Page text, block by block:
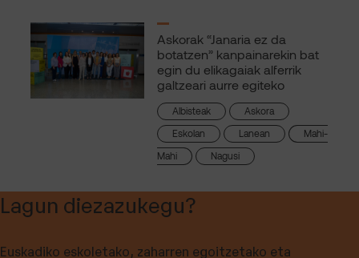
Askorak “Janaria ez da
botatzen” kanpainarekin bat
egin du elikagaiak alferrik
galtzeari aurre egiteko
Albisteak
Askora
Eskolan
Lanean
Mahi-
Mahi
Nagusi
Lagun diezazukegu?
Euskadiko eskoletako, zaharren egoitzetako eta